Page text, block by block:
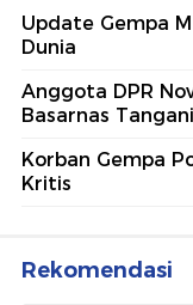
Update Gempa
Dunia
Anggota DPR
Basarnas
Korban Gempa
Kritis
Rekomendasi